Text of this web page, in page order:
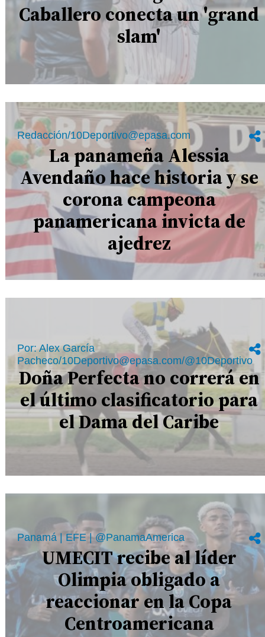
Caballero conecta un 'grand
slam'
Redacción/10Deportivo@epasa.com
La panameña Alessia
Avendaño hace historia y se
corona campeona
panamericana invicta de
ajedrez
Por: Alex García
Pacheco/10Deportivo@epasa.com/@10Deportivo
Doña Perfecta no correrá en
el último clasificatorio para
el Dama del Caribe
Panamá | EFE | @PanamaAmerica
UMECIT recibe al líder
Olimpia obligado a
reaccionar en la Copa
Centroamericana